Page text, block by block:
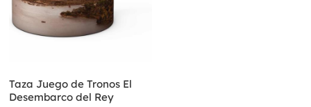
Taza Juego de Tronos El
Desembarco del Rey